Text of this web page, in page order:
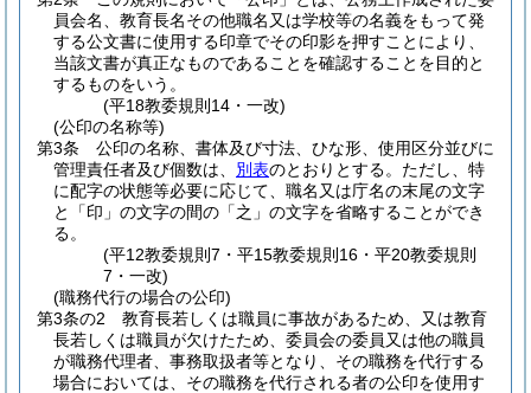
員会名、教育長名その他職名又は学校等の名義をもって発
する公文書に使用する印章でその印影を押すことにより、
当該文書が真正なものであることを確認することを目的と
するものをいう。
(平18教委規則14・一改)
(公印の名称等)
第3条
公印の名称、書体及び寸法、ひな形、使用区分並びに
管理責任者及び個数は、 別表のとおりとする。 ただし、特
に配字の状態等必要に応じて、職名又は庁名の末尾の文字
と「印」の文字の間の「之」の文字を省略することができ
る。
(平12教委規則7・平15教委規則16・平20教委規則
7・一改)
(職務代行の場合の公印)
第3条の2
教育長若しくは職員に事故があるため、又は教育
長若しくは職員が欠けたため、委員会の委員又は他の職員
が職務代理者、事務取扱者等となり、その職務を代行する
場合においては、その職務を代行される者の公印を使用す